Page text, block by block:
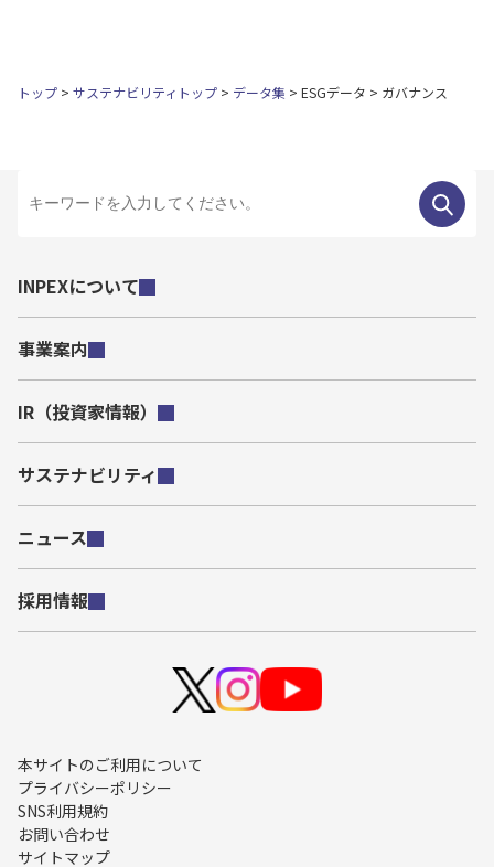
トップ サステナビリティトップ データ集 ESGデータ ガバナンス
INPEXについて
事業案内
IR（投資家情報）
サステナビリティ
ニュース
採用情報
本サイトのご利用について
プライバシーポリシー
SNS利用規約
お問い合わせ
サイトマップ